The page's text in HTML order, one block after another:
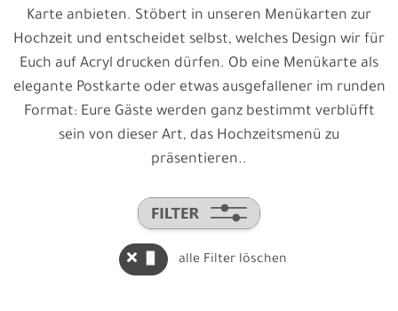
Karte anbieten. Stöbert in unseren Menükarten zur
Hochzeit und entscheidet selbst, welches Design wir für
Euch auf Acryl drucken dürfen. Ob eine Menükarte als
elegante Postkarte oder etwas ausgefallener im runden
Format: Eure Gäste werden ganz bestimmt verblüfft
sein von dieser Art, das Hochzeitsmenü zu
präsentieren..
alle Filter löschen